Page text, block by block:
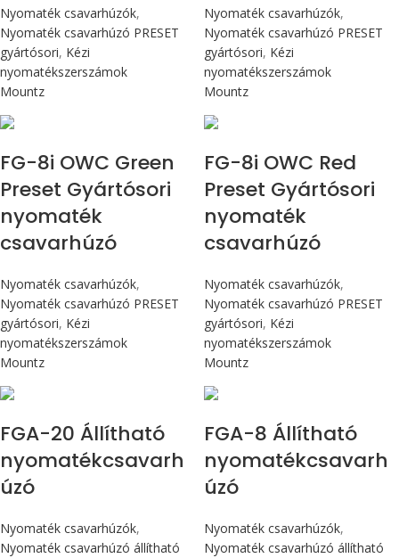
Nyomaték csavarhúzók,
Nyomaték csavarhúzó PRESET
gyártósori, Kézi
nyomatékszerszámok
Mountz
Nyomaték csavarhúzók,
Nyomaték csavarhúzó PRESET
gyártósori, Kézi
nyomatékszerszámok
Mountz
FG-8i OWC Green
Preset Gyártósori
nyomaték
csavarhúzó
Nyomaték csavarhúzók,
Nyomaték csavarhúzó PRESET
gyártósori, Kézi
nyomatékszerszámok
Mountz
FG-8i OWC Red
Preset Gyártósori
nyomaték
csavarhúzó
Nyomaték csavarhúzók,
Nyomaték csavarhúzó PRESET
gyártósori, Kézi
nyomatékszerszámok
Mountz
FGA-20 Állítható
nyomatékcsavarh
úzó
Nyomaték csavarhúzók,
Nyomaték csavarhúzó állítható
FGA-8 Állítható
nyomatékcsavarh
úzó
Nyomaték csavarhúzók,
Nyomaték csavarhúzó állítható